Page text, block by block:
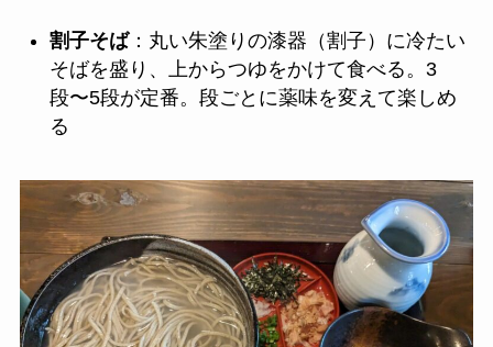
割子そば：丸い朱塗りの漆器（割子）に冷たい
そばを盛り、上からつゆをかけて食べる。3
段〜5段が定番。段ごとに薬味を変えて楽しめ
る